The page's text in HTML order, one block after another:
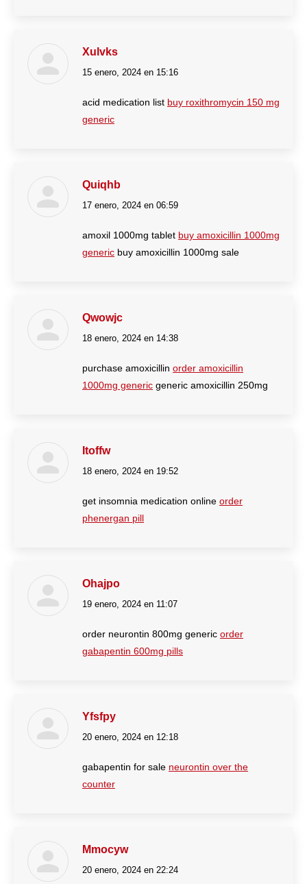
Xulvks
dice:
15 enero, 2024 en 15:16
acid medication list buy roxithromycin 150 mg
generic
Quiqhb
dice:
17 enero, 2024 en 06:59
amoxil 1000mg tablet buy amoxicillin 1000mg
generic buy amoxicillin 1000mg sale
Qwowjc
dice:
18 enero, 2024 en 14:38
purchase amoxicillin order amoxicillin
1000mg generic generic amoxicillin 250mg
Itoffw
dice:
18 enero, 2024 en 19:52
get insomnia medication online order
phenergan pill
Ohajpo
dice:
19 enero, 2024 en 11:07
order neurontin 800mg generic order
gabapentin 600mg pills
Yfsfpy
dice:
20 enero, 2024 en 12:18
gabapentin for sale neurontin over the
counter
Mmocyw
dice:
20 enero, 2024 en 22:24